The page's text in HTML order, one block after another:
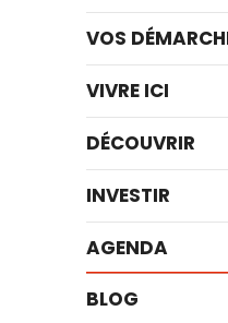
VOS
VIVRE ICI
DÉCOUVRIR
INVESTIR
AGENDA
BLOG